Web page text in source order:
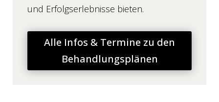
und Erfolgserlebnisse bieten.
Alle Infos & Termine zu den
Behandlungsplänen